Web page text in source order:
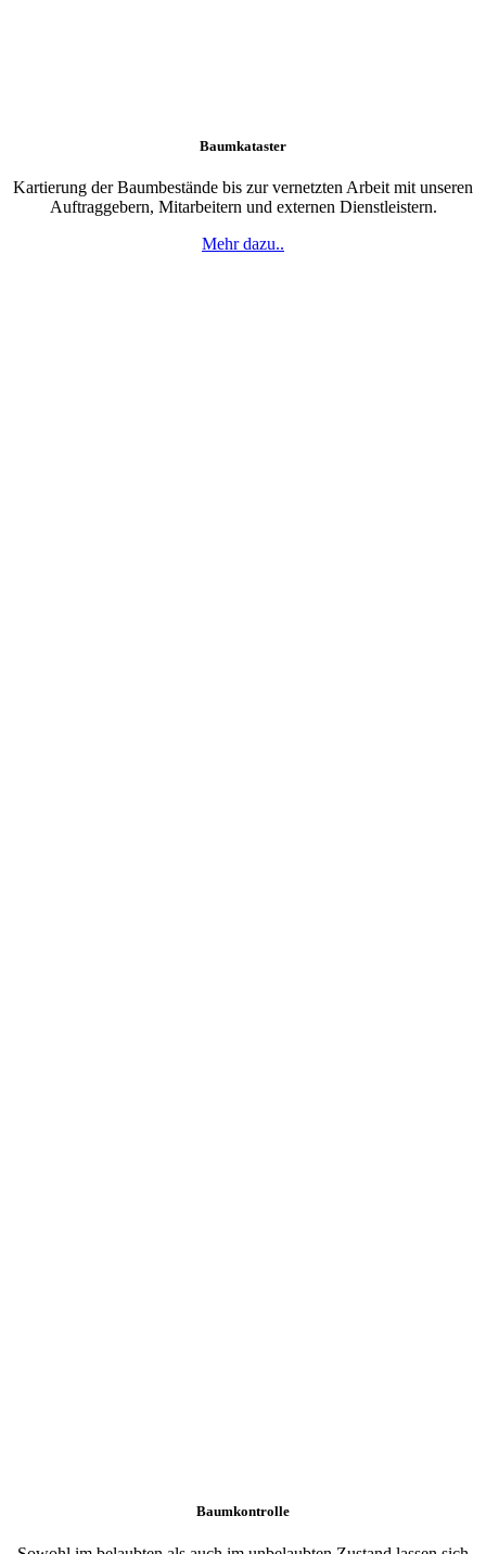
Baumkataster
Kartierung der Baumbestände bis zur vernetzten Arbeit mit unseren
Auftraggebern, Mitarbeitern und externen Dienstleistern.
Mehr dazu..
Baumkontrolle